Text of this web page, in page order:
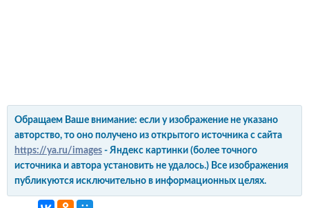
Обращаем Ваше внимание: если у изображение не указано
авторство, то оно получено из открытого источника с сайта
https://ya.ru/images - Яндекс картинки (более точного
источника и автора установить не удалось.) Все изображения
публикуются исключительно в информационных целях.